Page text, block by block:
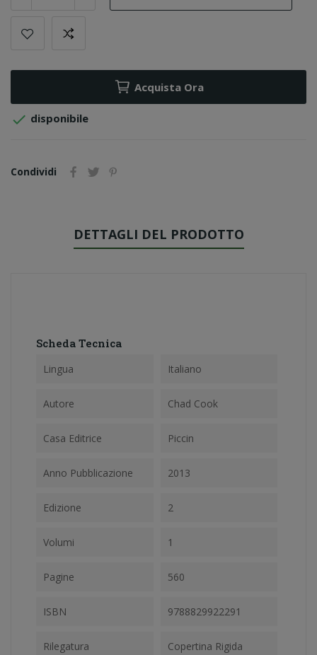
Acquista Ora
 disponibile
Condividi
DETTAGLI DEL PRODOTTO
Scheda Tecnica
Lingua Italiano
Autore Chad Cook
Casa Editrice Piccin
Anno Pubblicazione 2013
Edizione 2
Volumi 1
Pagine 560
ISBN 9788829922291
Rilegatura Copertina Rigida